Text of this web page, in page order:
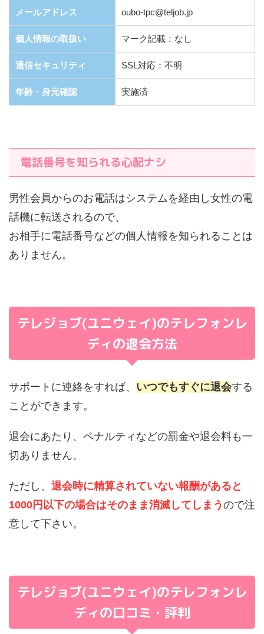
メールアドレス oubo-tpc@teljob.jp
個人情報の取扱い マーク記載：なし
通信セキュリティ SSL対応：不明
年齢・身元確認 実施済
電話番号を知られる心配ナシ
男性会員からのお電話はシステムを経由し女性の電
話機に転送されるので、
お相手に電話番号などの個人情報を知られることは
ありません。
テレジョブ(ユニウェイ)のテレフォンレ
ディの退会方法
サポートに連絡をすれば、 いつでもすぐに退会する
ことができます。
退会にあたり、ペナルティなどの罰金や退会料も一
切ありません。
ただし、 退会時に精算されていない報酬があると
1000円以下の場合はそのまま消滅してしまう ので注
意して下さい。
テレジョブ(ユニウェイ)のテレフォンレ
ディの口コミ・評判